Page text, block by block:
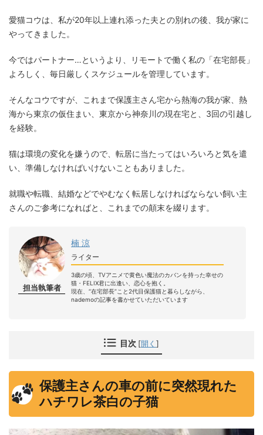
愛猫コウは、私が20年以上連れ添った夫との別れの後、我が家に
やってきました。
今ではパートナー…というより、リモートで働く私の「在宅部長」
よろしく、毎日厳しくスケジュールを管理しています。
そんなコウですが、これまで保護主さん宅から熱海の我が家、熱
海から東京の仮住まい、東京から神奈川の現在宅と、3回の引越し
を経験。
猫は環境の変化を嫌うので、転居に当たってはいろいろと気を遣
い、準備しなければいけないこともありました。
就職や転職、結婚などでやむなく転居しなければならない飼い主
さんのご参考になればと、これまでの顛末を綴ります。
担当執筆者
楠 涼
ライター
3歳の頃、TVアニメで黄色い魔法のカバンを持った幸せの
猫・FELIX君に出逢い、恋心を抱く。
現在、“在宅部長”こと2代目保護猫と暮らしながら、
nademoの記事を書かせていただいています
目次 [開く ]
保護主さんの車の前に突然現れた
ハチワレ茶白の子猫